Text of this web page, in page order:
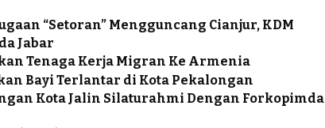
“Setoran” Mengguncang Cianjur, KDM
Jabar
Tenaga Kerja Migran Ke Armenia
Bayi Terlantar di Kota Pekalongan
Kota Jalin Silaturahmi Dengan Forkopimda